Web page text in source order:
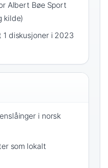
Albert Bøe Sport
kilde)
1 diskusjoner i 2023
i norsk
som lokalt